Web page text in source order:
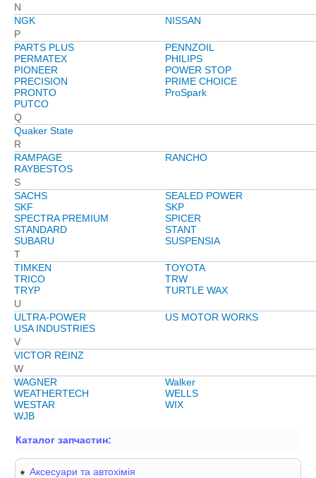
N
NGK
NISSAN
P
PARTS PLUS
PENNZOIL
PERMATEX
PHILIPS
PIONEER
POWER STOP
PRECISION
PRIME CHOICE
PRONTO
ProSpark
PUTCO
Q
Quaker State
R
RAMPAGE
RANCHO
RAYBESTOS
S
SACHS
SEALED POWER
SKF
SKP
SPECTRA PREMIUM
SPICER
STANDARD
STANT
SUBARU
SUSPENSIA
T
TIMKEN
TOYOTA
TRICO
TRW
TRYP
TURTLE WAX
U
ULTRA-POWER
US MOTOR WORKS
USA INDUSTRIES
V
VICTOR REINZ
W
WAGNER
Walker
WEATHERTECH
WELLS
WESTAR
WIX
WJB
Каталог запчастин:
Аксесуари та автохімія